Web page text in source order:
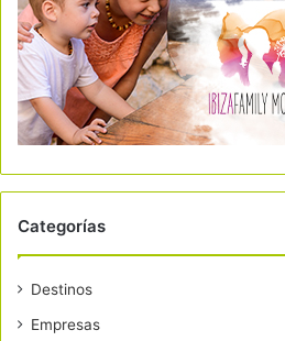
Categorías
Destinos
Empresas